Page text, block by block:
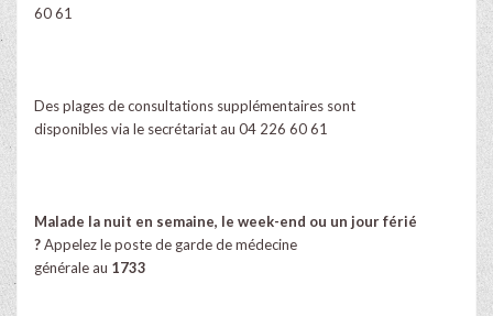
60 61
Des plages de consultations supplémentaires sont
disponibles via le secrétariat au 04 226 60 61
Malade la nuit en semaine, le week-end ou un jour férié
?Appelez le poste de garde de médecine
générale au 1733